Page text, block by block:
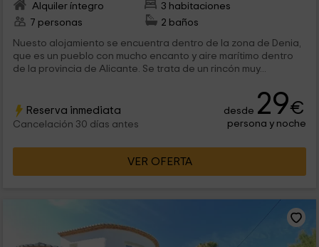
Alquiler íntegro
3 habitaciones
7 personas
2 baños
Nuesto alojamiento se encuentra dentro de la zona de Denia,
que es un pueblo con mucho encanto y aire marítimo dentro
de la provincia de Alicante. Se trata de un rincón muy...
Reserva inmediata
Cancelación 30 días antes
desde 29€
persona y noche
VER OFERTA